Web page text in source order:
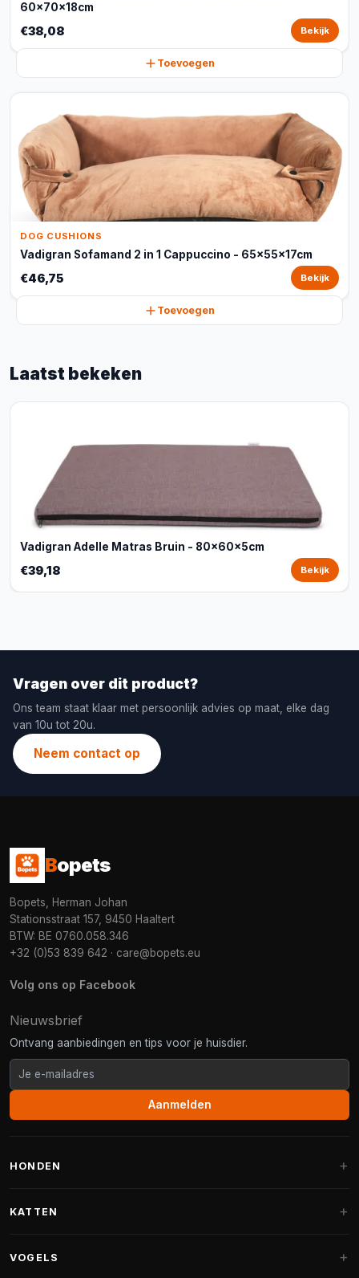
60x70x18cm
€38,08 Bekijk
Toevoegen
DOG CUSHIONS
Vadigran Sofamand 2 in 1 Cappuccino - 65x55x17cm
€46,75 Bekijk
Toevoegen
Laatst bekeken
Vadigran Adelle Matras Bruin - 80x60x5cm
€39,18 Bekijk
Vragen over dit product?
Ons team staat klaar met persoonlijk advies op maat, elke dag
van 10u tot 20u.
Neem contact op
Bopets
Bopets, Herman Johan
Stationsstraat 157, 9450 Haaltert
BTW: BE 0760.058.346
+32 (0)53 839 642 · care@bopets.eu
Volg ons op Facebook
Nieuwsbrief
Ontvang aanbiedingen en tips voor je huisdier.
Aanmelden
HONDEN
Fantail hondenmanden
KATTEN
VOGELS